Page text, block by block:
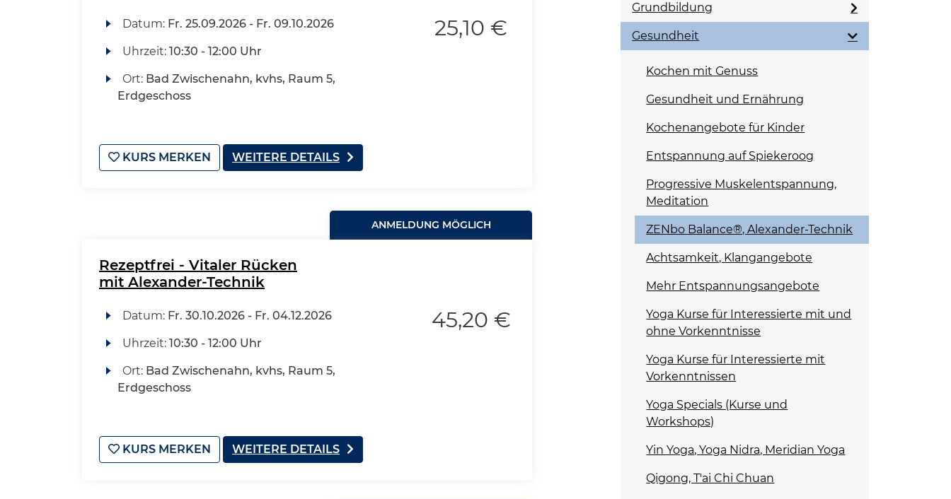
Datum: Fr. 25.09.2026 - Fr. 09.10.2026
Uhrzeit: 10:30 - 12:00 Uhr
Ort: Bad Zwischenahn, kvhs, Raum 5,
Erdgeschoss
25,10 €
KURS MERKEN WEITERE DETAILS
ANMELDUNG MÖGLICH
Rezeptfrei - Vitaler Rücken
mit Alexander-Technik
Datum: Fr. 30.10.2026 - Fr. 04.12.2026
Uhrzeit: 10:30 - 12:00 Uhr
Ort: Bad Zwischenahn, kvhs, Raum 5,
Erdgeschoss
45,20 €
KURS MERKEN WEITERE DETAILS
Grundbildung
Gesundheit
Kochen mit Genuss
Gesundheit und Ernährung
Kochenangebote für Kinder
Entspannung auf Spiekeroog
Progressive Muskelentspannung,
Meditation
ZENbo Balance®, Alexander-Technik
Achtsamkeit, Klangangebote
Mehr Entspannungsangebote
Yoga Kurse für Interessierte mit und
ohne Vorkenntnisse
Yoga Kurse für Interessierte mit
Vorkenntnissen
Yoga Specials (Kurse und
Workshops)
Yin Yoga, Yoga Nidra, Meridian Yoga
Qigong, T'ai Chi Chuan